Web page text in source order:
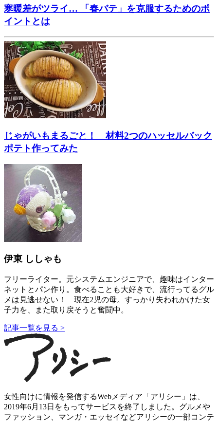
寒暖差がツライ… 「春バテ」を克服するためのポ
イントとは
じゃがいもまるごと！ 材料2つのハッセルバック
ポテト作ってみた
伊東 ししゃも
フリーライター。元システムエンジニアで、趣味はインター
ネットとパン作り。食べることも大好きで、流行ってるグル
メは見逃せない！ 現在2児の母。すっかり失われかけた女
子力を、また取り戻そうと奮闘中。
記事一覧を見る >
女性向けに情報を発信するWebメディア「アリシー」は、
2019年6月13日をもってサービスを終了しました。グルメや
ファッション、マンガ・エッセイなどアリシーの一部コンテ